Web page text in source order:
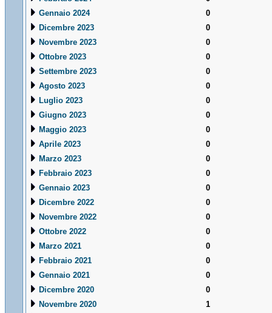
Gennaio 2024
0
Dicembre 2023
0
Novembre 2023
0
Ottobre 2023
0
Settembre 2023
0
Agosto 2023
0
Luglio 2023
0
Giugno 2023
0
Maggio 2023
0
Aprile 2023
0
Marzo 2023
0
Febbraio 2023
0
Gennaio 2023
0
Dicembre 2022
0
Novembre 2022
0
Ottobre 2022
0
Marzo 2021
0
Febbraio 2021
0
Gennaio 2021
0
Dicembre 2020
0
Novembre 2020
1